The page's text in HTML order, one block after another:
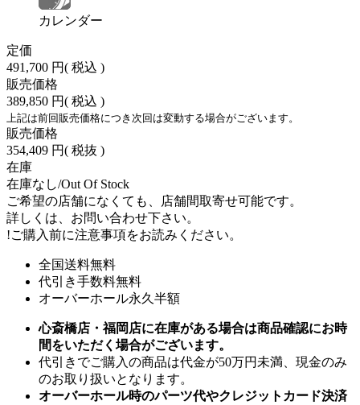
カレンダー
定価
491,700 円( 税込 )
販売価格
389,850 円( 税込 )
上記は前回販売価格につき次回は変動する場合がございます。
販売価格
354,409 円( 税抜 )
在庫
在庫なし/Out Of Stock
ご希望の店舗になくても、店舗間取寄せ可能です。
詳しくは、お問い合わせ下さい。
!ご購入前に注意事項をお読みください。
全国送料無料
代引き手数料無料
オーバーホール永久半額
心斎橋店・福岡店に在庫がある場合は商品確認にお時
間をいただく場合がございます。
代引きでご購入の商品は代金が50万円未満、現金のみ
のお取り扱いとなります。
オーバーホール時のパーツ代やクレジットカード決済